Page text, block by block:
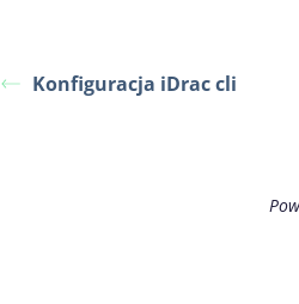
Konfiguracja iDrac cli